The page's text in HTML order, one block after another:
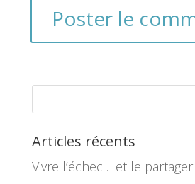
Articles récents
Vivre l’échec… et le partager.